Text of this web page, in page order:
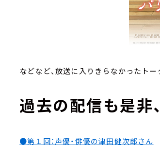
などなど、放送に入りきらなかったト
過去の配信も是非
●第１回：声優・俳優の津田健次郎さん